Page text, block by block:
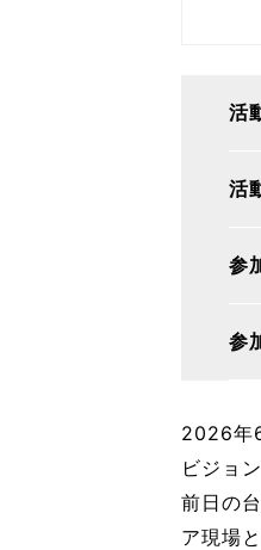
活
活
参
参
2026年
ビジョ
前日の
ア現場